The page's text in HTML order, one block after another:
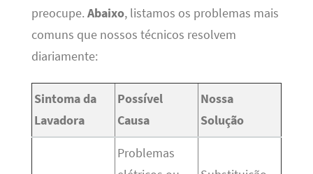
preocupe. Abaixo, listamos os problemas mais
comuns que nossos técnicos resolvem
diariamente:
Sintoma da
Lavadora
Possível
Causa
Nossa
Solução
Problemas